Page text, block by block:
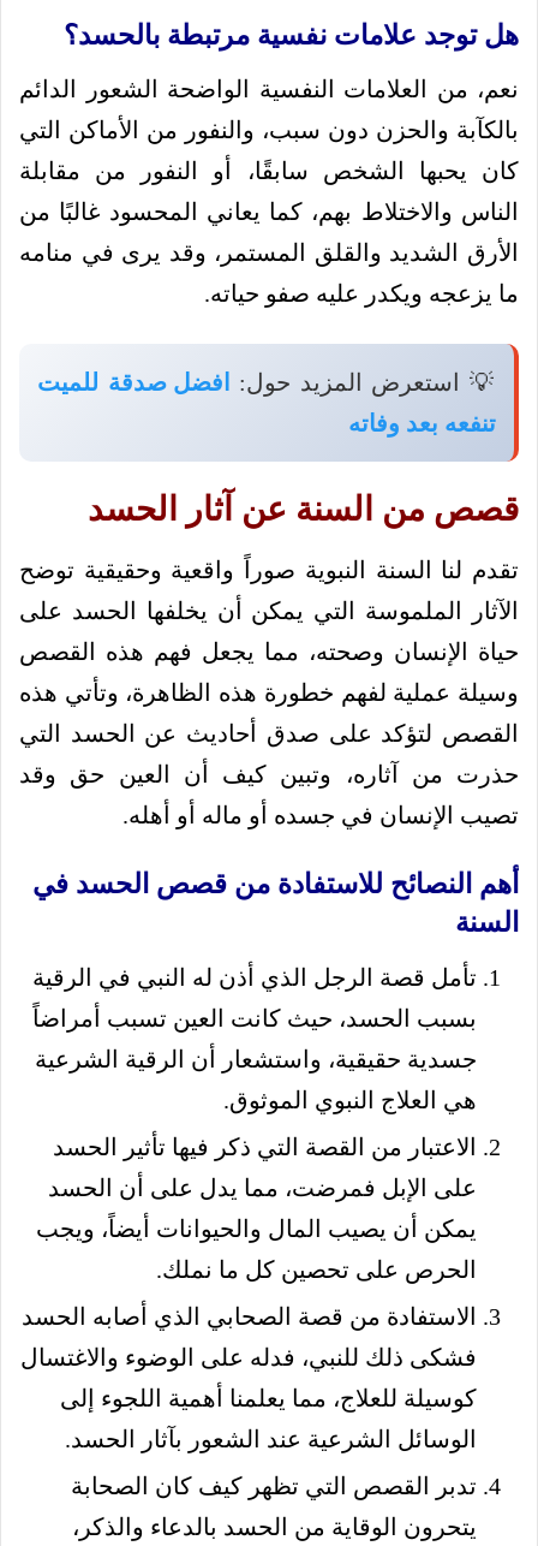
هل توجد علامات نفسية مرتبطة بالحسد؟
نعم، من العلامات النفسية الواضحة الشعور الدائم
بالكآبة والحزن دون سبب، والنفور من الأماكن التي
كان يحبها الشخص سابقًا، أو النفور من مقابلة
الناس والاختلاط بهم، كما يعاني المحسود غالبًا من
الأرق الشديد والقلق المستمر، وقد يرى في منامه
ما يزعجه ويكدر عليه صفو حياته.
💡 استعرض المزيد حول:
افضل صدقة للميت
تنفعه بعد وفاته
قصص من السنة عن آثار الحسد
تقدم لنا السنة النبوية صوراً واقعية وحقيقية توضح
الآثار الملموسة التي يمكن أن يخلفها الحسد على
حياة الإنسان وصحته، مما يجعل فهم هذه القصص
وسيلة عملية لفهم خطورة هذه الظاهرة، وتأتي هذه
القصص لتؤكد على صدق أحاديث عن الحسد التي
حذرت من آثاره، وتبين كيف أن العين حق وقد
تصيب الإنسان في جسده أو ماله أو أهله.
أهم النصائح للاستفادة من قصص الحسد في
السنة
تأمل قصة الرجل الذي أذن له النبي في الرقية
بسبب الحسد، حيث كانت العين تسبب أمراضاً
جسدية حقيقية، واستشعار أن الرقية الشرعية
هي العلاج النبوي الموثوق.
الاعتبار من القصة التي ذكر فيها تأثير الحسد
على الإبل فمرضت، مما يدل على أن الحسد
يمكن أن يصيب المال والحيوانات أيضاً، ويجب
الحرص على تحصين كل ما نملك.
الاستفادة من قصة الصحابي الذي أصابه الحسد
فشكى ذلك للنبي، فدله على الوضوء والاغتسال
كوسيلة للعلاج، مما يعلمنا أهمية اللجوء إلى
الوسائل الشرعية عند الشعور بآثار الحسد.
تدبر القصص التي تظهر كيف كان الصحابة
يتحرون الوقاية من الحسد بالدعاء والذكر،